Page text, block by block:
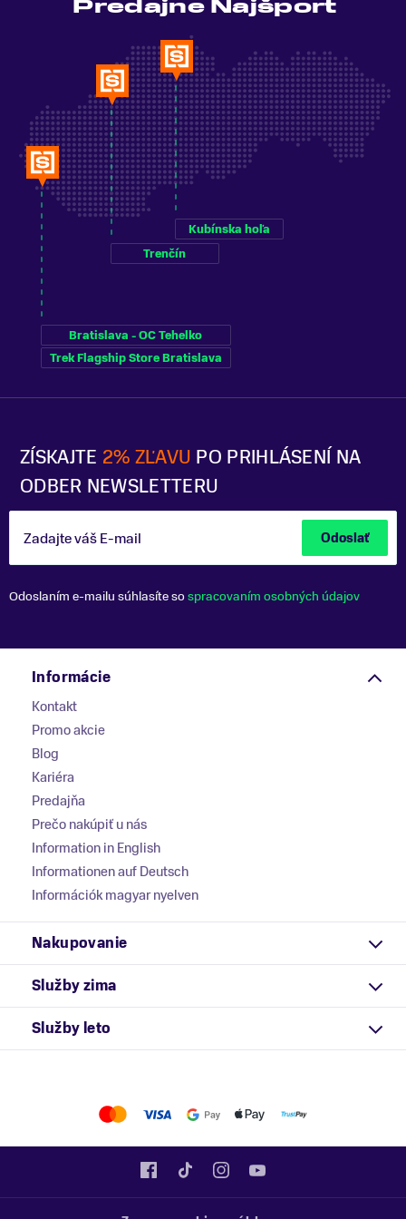
ZÍSKAJTE 2% ZĽAVU PO PRIHLÁSENÍ NA
ODBER NEWSLETTERU
Zadajte váš E-mail Odoslať
Odoslaním e-mailu súhlasíte sospracovaním osobných údajov
Predajne Najšport
Bratislava - OC Tehelko
Trek Flagship Store Bratislava
Trenčín
Kubínska hoľa
Informácie
Kontakt
Promo akcie
Blog
Kariéra
Predajňa
Prečo nakúpiť u nás
Information in English
Informationen auf Deutsch
Információk magyar nyelven
Nakupovanie
Služby zima
Služby leto